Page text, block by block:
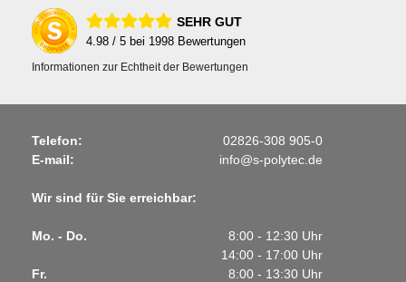
SEHR GUT
4.98 / 5 bei 1998 Bewertungen
Informationen zur Echtheit der Bewertungen
Telefon:
02826-308 905-0
E-mail:
info@s-polytec.de
Wir sind für Sie erreichbar:
Mo. - Do.
8:00 - 12:30 Uhr
14:00 - 17:00 Uhr
Fr.
8:00 - 13:30 Uhr